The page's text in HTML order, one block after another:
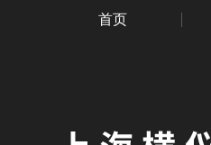
首页